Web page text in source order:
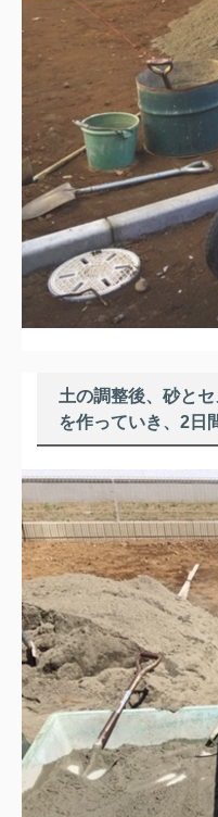
土の調整後、砂と
を作っていき、2日